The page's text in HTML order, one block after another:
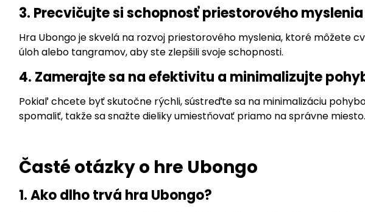
3. Precvičujte si schopnosť priestorového
Hra Ubongo je skvelá na rozvoj priestorového myslenia, ktoré môžete
úloh alebo tangramov, aby ste zlepšili svoje schopnosti.
4. Zamerajte sa na efektivitu a minimalizujte
Pokiaľ chcete byť skutočne rýchli, sústreďte sa na minimalizáciu
spomaliť, takže sa snažte dieliky umiestňovať priamo na správne miesto.
Časté otázky o hre Ubongo
1. Ako dlho trvá hra Ubongo?